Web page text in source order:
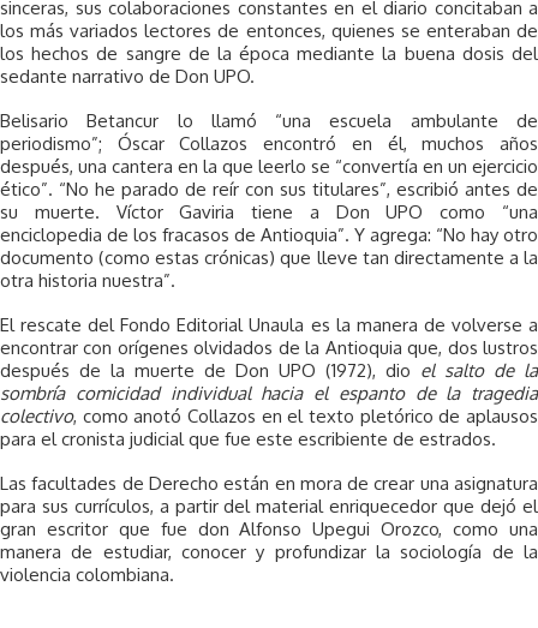
sinceras, sus colaboraciones constantes en el diario concitaban a
los más variados lectores de entonces, quienes se enteraban de
los hechos de sangre de la época mediante la buena dosis del
sedante narrativo de Don UPO.
Belisario Betancur lo llamó “una escuela ambulante de
periodismo”; Óscar Collazos encontró en él, muchos años
después, una cantera en la que leerlo se “convertía en un ejercicio
ético”. “No he parado de reír con sus titulares”, escribió antes de
su muerte. Víctor Gaviria tiene a Don UPO como “una
enciclopedia de los fracasos de Antioquia”. Y agrega: “No hay otro
documento (como estas crónicas) que lleve tan directamente a la
otra historia nuestra”.
El rescate del Fondo Editorial Unaula es la manera de volverse a
encontrar con orígenes olvidados de la Antioquia que, dos lustros
después de la muerte de Don UPO (1972), dio el salto de la
sombría comicidad individual hacia el espanto de la tragedia
colectivo, como anotó Collazos en el texto pletórico de aplausos
para el cronista judicial que fue este escribiente de estrados.
Las facultades de Derecho están en mora de crear una asignatura
para sus currículos, a partir del material enriquecedor que dejó el
gran escritor que fue don Alfonso Upegui Orozco, como una
manera de estudiar, conocer y profundizar la sociología de la
violencia colombiana.